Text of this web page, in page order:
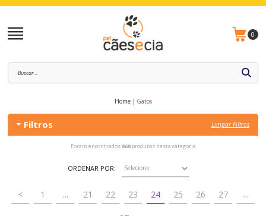
0
Home Gatos
Filtros Limpar Filtros
Foram encontrados 868produtos nesta categoria
ORDENAR POR:
< 1 ... 21 22 23 24 25 26 27 ...